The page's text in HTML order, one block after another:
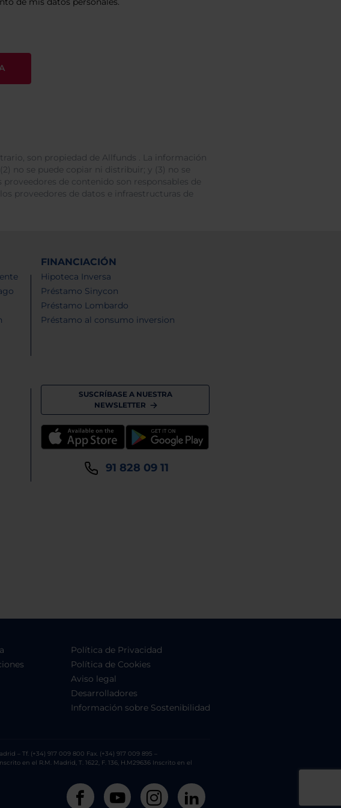
son propiedad de Allfunds . La información
no se puede copiar ni distribuir; y (3) no se
de contenido son responsables de
proveedores de datos e infraestructuras de
FINANCIACIÓN
Hipoteca Inversa
Préstamo Sinycon
Préstamo Lombardo
Préstamo al consumo inversion
SUSCRÍBASE A NUESTRA
NEWSLETTER
91 828 09 11
Política de Privacidad
Política de Cookies
Aviso legal
Desarrolladores
Información sobre Sostenibilidad
– Tf. (+34) 917 009 800 Fax. (+34) 917 009 895 –
en el R.M. Madrid, T. 1622, F. 136, H.M29636 Inscrito en el